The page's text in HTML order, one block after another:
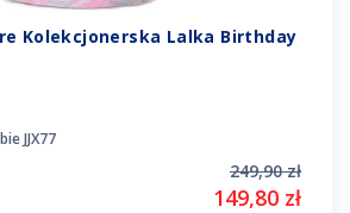
Kolekcjonerska Lalka Birthday
JJX77
249,90 zł
149,80 zł